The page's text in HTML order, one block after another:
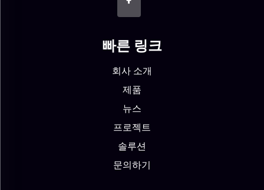
빠른 링크
회사 소개
제품
뉴스
프로젝트
솔루션
문의하기